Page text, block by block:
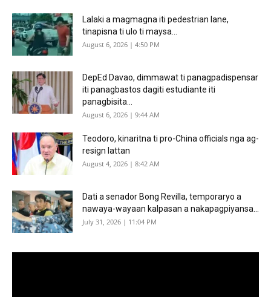
Lalaki a magmagna iti pedestrian lane,
tinapisna ti ulo ti maysa...
August 6, 2026 | 4:50 PM
DepEd Davao, dimmawat ti panagpadispensar
iti panagbastos dagiti estudiante iti
panagbisita...
August 6, 2026 | 9:44 AM
Teodoro, kinaritna ti pro-China officials nga ag-
resign lattan
August 4, 2026 | 8:42 AM
Dati a senador Bong Revilla, temporaryo a
nawaya-wayaan kalpasan a nakapagpiyansa...
July 31, 2026 | 11:04 PM